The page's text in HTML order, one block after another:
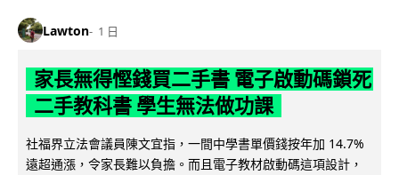
Lawton 1 日
家長無得慳錢買二手書 電子啟動碼鎖死
二手教科書 學生無法做功課
社福界立法會議員陳文宜指，一間中學書單價錢按年加 14.7%
遠超通漲，令家長難以負擔。而且電子教材啟動碼這項設計，